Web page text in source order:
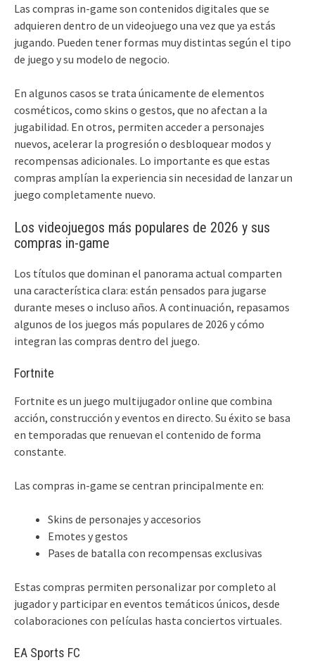
Las compras in-game son contenidos digitales que se
adquieren dentro de un videojuego una vez que ya estás
jugando. Pueden tener formas muy distintas según el tipo
de juego y su modelo de negocio.
En algunos casos se trata únicamente de elementos
cosméticos, como skins o gestos, que no afectan a la
jugabilidad. En otros, permiten acceder a personajes
nuevos, acelerar la progresión o desbloquear modos y
recompensas adicionales. Lo importante es que estas
compras amplían la experiencia sin necesidad de lanzar un
juego completamente nuevo.
Los videojuegos más populares de 2026 y sus
compras in-game
Los títulos que dominan el panorama actual comparten
una característica clara: están pensados para jugarse
durante meses o incluso años. A continuación, repasamos
algunos de los juegos más populares de 2026 y cómo
integran las compras dentro del juego.
Fortnite
Fortnite es un juego multijugador online que combina
acción, construcción y eventos en directo. Su éxito se basa
en temporadas que renuevan el contenido de forma
constante.
Las compras in-game se centran principalmente en:
Skins de personajes y accesorios
Emotes y gestos
Pases de batalla con recompensas exclusivas
Estas compras permiten personalizar por completo al
jugador y participar en eventos temáticos únicos, desde
colaboraciones con películas hasta conciertos virtuales.
EA Sports FC